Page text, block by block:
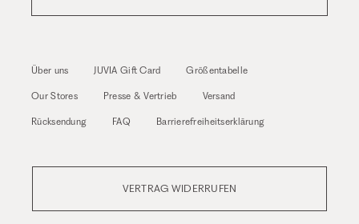
Über uns JUVIA Gift Card Größentabelle
Our Stores Presse & Vertrieb Versand
Rücksendung FAQ Barrierefreiheitserklärung
VERTRAG WIDERRUFEN